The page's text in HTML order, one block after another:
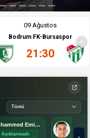
09 Ağustos
Bodrum FK-Bursaspor
21:30
>
Muhammed Emin Bektaş
Açıklanmadı